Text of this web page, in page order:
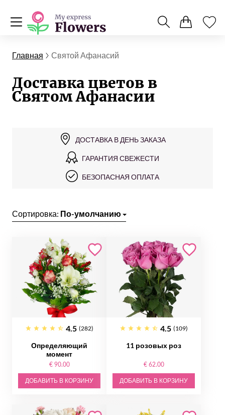
Главная Святой Афанасий
Доставка цветов в
Святом Афанасии
ДОСТАВКА В ДЕНЬ ЗАКАЗА
ГАРАНТИЯ СВЕЖЕСТИ
БЕЗОПАСНАЯ ОПЛАТА
Сортировка: По-умолчанию
4.5 (282)
Определяющий
момент
€ 90.00
ДОБАВИТЬ В КОРЗИНУ
4.5 (109)
11 розовых роз
€ 62.00
ДОБАВИТЬ В КОРЗИНУ